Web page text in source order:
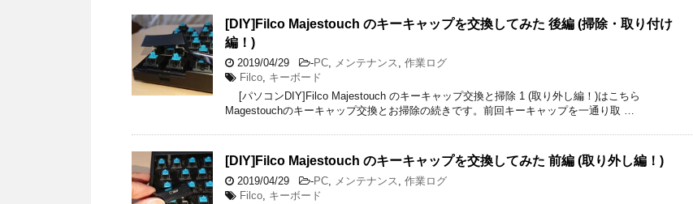
[DIY]Filco Majestouch のキーキャップを交換してみた 後編 (掃除・取り付け
編！)
2019/04/29 -PC, メンテナンス , 作業ログ
Filco, キーボード
[パソコンDIY]Filco Majestouch のキーキャップ交換と掃除 1 (取り外し編！)はこちら
Magestouchのキーキャップ交換とお掃除の続きです。前回キーキャップを一通り取 …
[DIY]Filco Majestouch のキーキャップを交換してみた 前編 (取り外し編！)
2019/04/29 -PC, メンテナンス , 作業ログ
Filco, キーボード